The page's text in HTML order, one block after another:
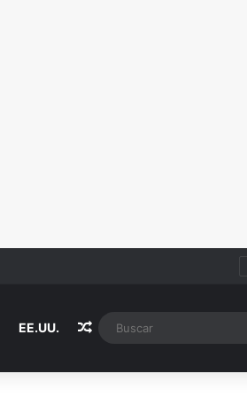
EE.UU. Random Article